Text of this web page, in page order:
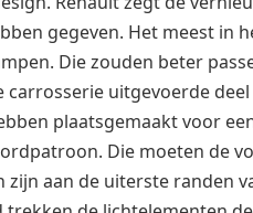
gegeven. Het meest in
Die zouden beter
carrosserie uitgevoerde
plaatsgemaakt voor
Die moeten de
zijn aan de uiterste randen